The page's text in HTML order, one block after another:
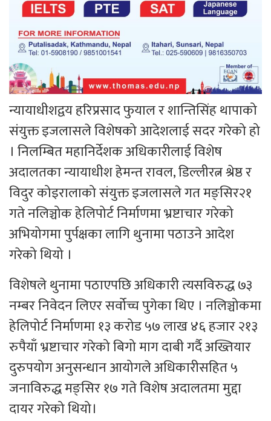
न्यायाधीशद्वय हरिप्रसाद फुयाल र शान्तिसिंह थापाको
संयुक्त इजलासले विशेषको आदेशलाई सदर गरेको हो
। निलम्बित महानिर्देशक अधिकारीलाई विशेष
अदालतका न्यायाधीश हेमन्त रावल, डिल्लीरत्न श्रेष्ठ र
विदुर कोइरालाको संयुक्त इजलासले गत मङ्सिर२१
गते नलिञ्चोक हेलिपोर्ट निर्माणमा भ्रष्टाचार गरेको
अभियोगमा पुर्पक्षका लागि थुनामा पठाउने आदेश
गरेको थियो ।
विशेषले थुनामा पठाएपछि अधिकारी त्यसविरुद्ध ७३
नम्बर निवेदन लिएर सर्वोच्च पुगेका थिए । नलिञ्चोकमा
हेलिपोर्ट निर्माणमा १३ करोड ५७ लाख ४६ हजार २१३
रुपैयाँ भ्रष्टाचार गरेको बिगो माग दाबी गर्दै अख्तियार
दुरुपयोग अनुसन्धान आयोगले अधिकारीसहित ५
जनाविरुद्ध मङ्सिर १७ गते विशेष अदालतमा मुद्दा
दायर गरेको थियो।